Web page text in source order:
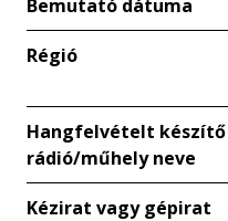
Bemutató dátuma
Régió
Hangfelvételt készítő
rádió/műhely neve
Kézirat vagy gépirat